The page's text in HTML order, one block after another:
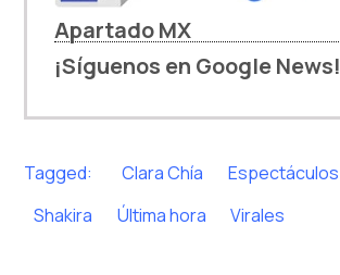
Apartado MX
¡Síguenos en Google News!
Tagged: Clara Chía Espectáculos
Shakira
Última hora Virales